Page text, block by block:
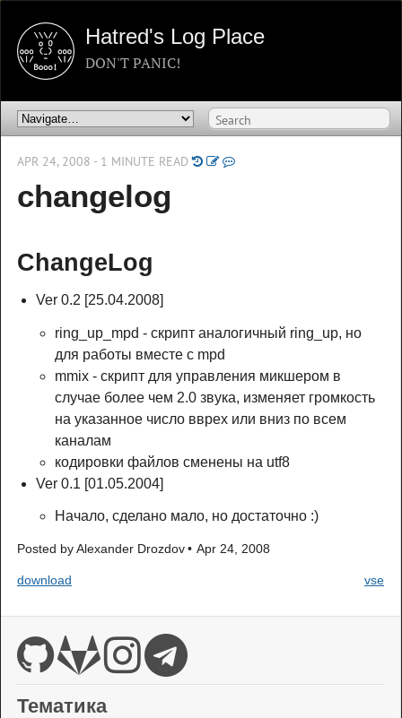
Hatred's Log Place
DON'T PANIC!
APR 24, 2008 - 1 MINUTE READ
changelog
ChangeLog
Ver 0.2 [25.04.2008]
ring_up_mpd - скрипт аналогичный ring_up, но
для работы вместе с mpd
mmix - скрипт для управления микшером в
случае более чем 2.0 звука, изменяет громкость
на указанное число вврех или вниз по всем
каналам
кодировки файлов сменены на utf8
Ver 0.1 [01.05.2004]
Начало, сделано мало, но достаточно :)
Posted by Alexander Drozdov Apr 24, 2008
download vse
Тематика